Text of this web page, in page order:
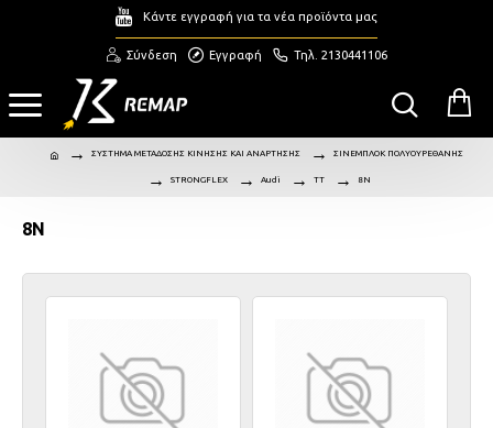
Κάντε εγγραφή για τα νέα προϊόντα μας
Σύνδεση Εγγραφή Τηλ. 2130441106
ΣΥΣΤΗΜΑ ΜΕΤΑΔΟΣΗΣ ΚΙΝΗΣΗΣ ΚΑΙ ΑΝΑΡΤΗΣΗΣ ΣΙΝΕΜΠΛΟΚ ΠΟΛΥΟΥΡΕΘΑΝΗΣ
STRONGFLEX Audi TT 8N
8N